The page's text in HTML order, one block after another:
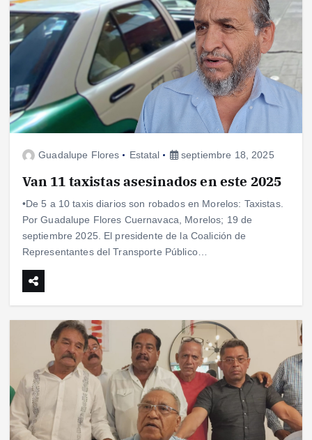
Guadalupe Flores Estatal septiembre 18, 2025
Van 11 taxistas asesinados en este 2025
•De 5 a 10 taxis diarios son robados en Morelos: Taxistas.
Por Guadalupe Flores Cuernavaca, Morelos; 19 de
septiembre 2025. El presidente de la Coalición de
Representantes del Transporte Público…